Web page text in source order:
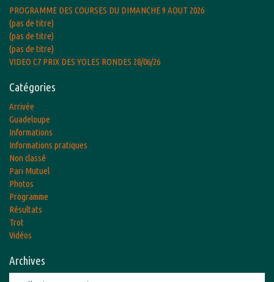
PROGRAMME DES COURSES DU DIMANCHE 9 AOUT 2026
(pas de titre)
(pas de titre)
(pas de titre)
VIDEO C7 PRIX DES YOLES RONDES 28/06/26
Catégories
Arrivée
Guadeloupe
Informations
Informations pratiques
Non classé
Pari Mutuel
Photos
Programme
Résultats
Trot
Vidéos
Archives